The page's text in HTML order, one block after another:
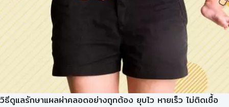
วิธีดูแลรักษาแผลผ่าคลอดอย่างถูกต้อง ยุบไว หายเร็ว ไม่ติดเชื้อ